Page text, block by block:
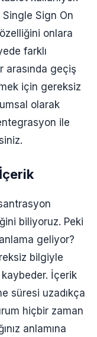
Single Sign On
onlara
farklı
arasında geçiş
için gereksiz
olarak
ile
biliyoruz. Peki
geliyor?
bilgiyle
İçerik
süresi uzadıkça
hiçbir zaman
anlamına